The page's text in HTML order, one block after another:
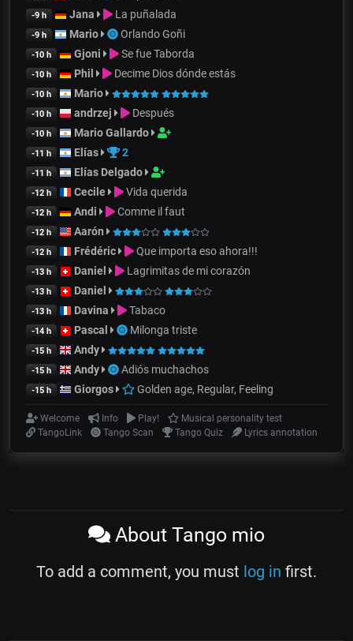
-9 h Jana La puñalada
-9 h Mario Orlando Goñi
-10 h Gjoni Se fue Taborda
-10 h Phil Decime Dios dónde estás
-10 h Mario
-10 h andrzej Después
-10 h Mario Gallardo
-11 h Elías 2
-11 h Elías Delgado
-12 h Cecile Vida querida
-12 h Andi Comme il faut
-12 h Aarón
-12 h Frédéric Que importa eso ahora!!!
-13 h Daniel Lagrimitas de mi corazón
-13 h Daniel
-13 h Davina Tabaco
-14 h Pascal Milonga triste
-15 h Andy
-15 h Andy Adiós muchachos
-15 h Giorgos Golden age, Regular, Feeling
Welcome Info Play!
Musical personality test
TangoLink
Tango Scan Tango Quiz Lyrics annotation
About Tango mio
To add a comment, you must log in first.